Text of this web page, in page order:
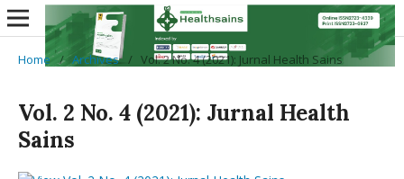
Home / Archives / Vol. 2 No. 4 (2021): Jurnal Health Sains
Vol. 2 No. 4 (2021): Jurnal Health
Sains